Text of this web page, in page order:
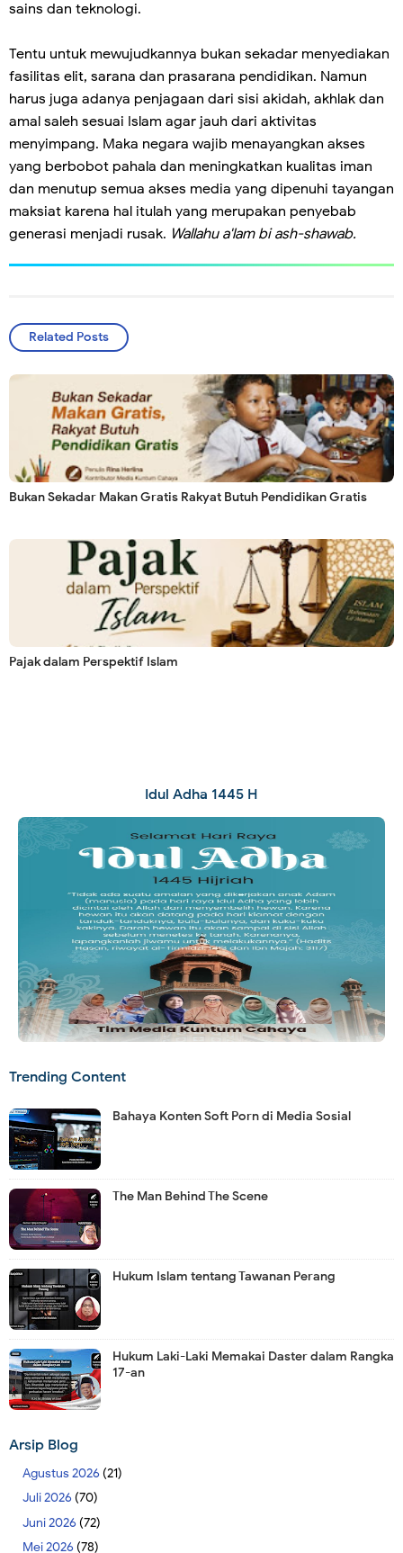
sains dan teknologi.
Tentu untuk mewujudkannya bukan sekadar menyediakan
fasilitas elit, sarana dan prasarana pendidikan. Namun
harus juga adanya penjagaan dari sisi akidah, akhlak dan
amal saleh sesuai Islam agar jauh dari aktivitas
menyimpang. Maka negara wajib menayangkan akses
yang berbobot pahala dan meningkatkan kualitas iman
dan menutup semua akses media yang dipenuhi tayangan
maksiat karena hal itulah yang merupakan penyebab
generasi menjadi rusak. Wallahu a'lam bi ash-shawab.
Related Posts
Bukan Sekadar Makan Gratis Rakyat Butuh Pendidikan Gratis
Pajak dalam Perspektif Islam
Idul Adha 1445 H
Trending Content
Bahaya Konten Soft Porn di Media Sosial
The Man Behind The Scene
Hukum Islam tentang Tawanan Perang
Hukum Laki-Laki Memakai Daster dalam Rangka
17-an
Arsip Blog
Agustus 2026 (21)
Juli 2026 (70)
Juni 2026 (72)
Mei 2026 (78)